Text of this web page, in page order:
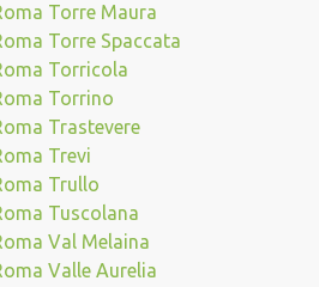
Torre Maura
Torre Spaccata
Torricola
Torrino
Trastevere
Trevi
Trullo
Tuscolana
Val Melaina
Valle Aurelia